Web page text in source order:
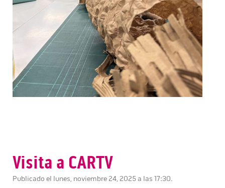
Visita a CARTV
Publicado el lunes, noviembre 24, 2025 a las 17:30.